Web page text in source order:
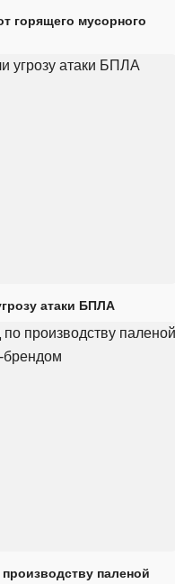
горящего мусорного
атаки БПЛА
паленой